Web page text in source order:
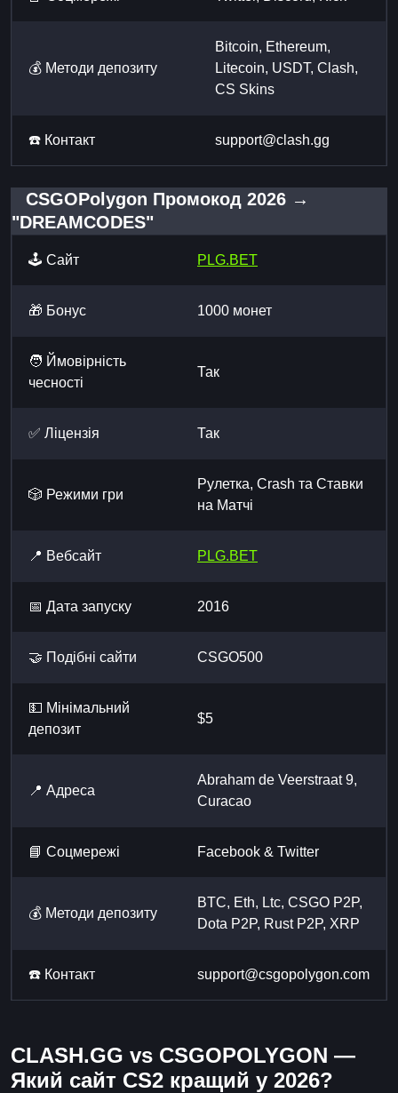
💰 Методи депозиту
Bitcoin, Ethereum,
Litecoin, USDT, Clash,
CS Skins
☎️ Контакт support@clash.gg
CSGOPolygon Промокод 2026 →
"DREAMCODES"
🕹️ Сайт PLG.BET
🎁 Бонус 1000 монет
🧑 Ймовірність
чесності
Так
✅ Ліцензія Так
🎲 Режими гри
Рулетка, Crash та Ставки
на Матчі
📍 Вебсайт PLG.BET
📅 Дата запуску 2016
🤝 Подібні сайти CSGO500
💵 Мінімальний
депозит
$5
📍 Адреса
Abraham de Veerstraat 9,
Curacao
📘 Cоцмережі Facebook & Twitter
💰 Методи депозиту
BTC, Eth, Ltc, CSGO P2P,
Dota P2P, Rust P2P, XRP
☎️ Контакт support@csgopolygon.com
CLASH.GG vs CSGOPOLYGON —
Який сайт CS2 кращий у 2026?